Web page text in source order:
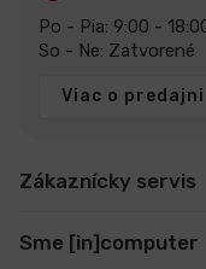
Po - Pia: 9:00 -
So - Ne: Zatvorené
Viac o predajni
Zákaznícky servis
Sme [in]computer